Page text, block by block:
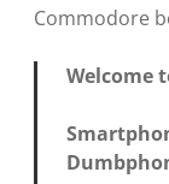
Commodore
Welcome